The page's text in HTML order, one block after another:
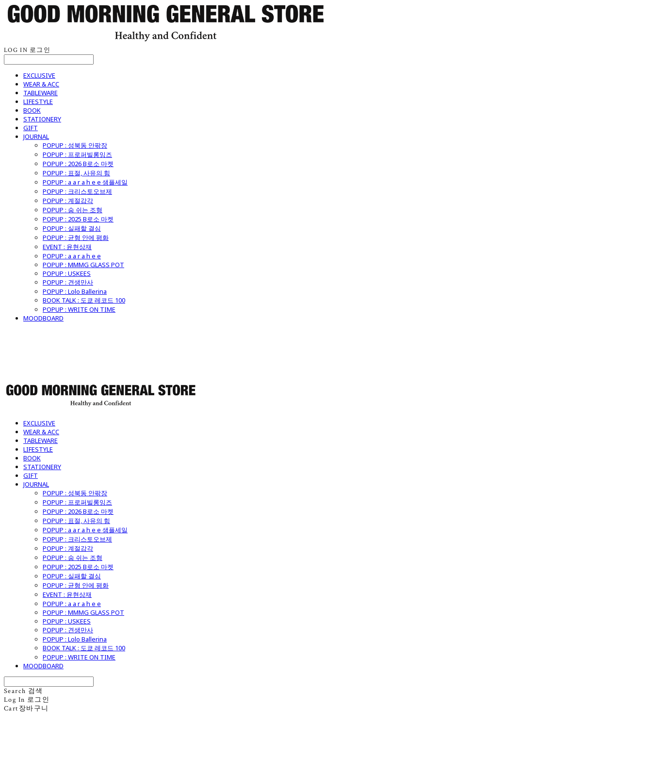
LOG IN 로그인
EXCLUSIVE
WEAR & ACC
TABLEWARE
LIFESTYLE
BOOK
STATIONERY
GIFT
JOURNAL
POPUP : 성북동 안팎장
POPUP : 프로퍼빌롱잉즈
POPUP : 2026 B로소 마켓
POPUP : 표절, 사유의 힘
POPUP : a a r a h e e 샘플세일
POPUP : 크리스토오브제
POPUP : 계절감각
POPUP : 숨 쉬는 조형
POPUP : 2025 B로소 마켓
POPUP : 실패할 결심
POPUP : 균형 안에 평화
EVENT : 윤현상재
POPUP : a a r a h e e
POPUP : MMMG GLASS POT
POPUP : USKEES
POPUP : 견생만사
POPUP : Lolo Ballerina
BOOK TALK : 도쿄 레코드 100
POPUP : WRITE ON TIME
MOODBOARD
EXCLUSIVE
WEAR & ACC
TABLEWARE
LIFESTYLE
BOOK
STATIONERY
GIFT
JOURNAL
POPUP : 성북동 안팎장
POPUP : 프로퍼빌롱잉즈
POPUP : 2026 B로소 마켓
POPUP : 표절, 사유의 힘
POPUP : a a r a h e e 샘플세일
POPUP : 크리스토오브제
POPUP : 계절감각
POPUP : 숨 쉬는 조형
POPUP : 2025 B로소 마켓
POPUP : 실패할 결심
POPUP : 균형 안에 평화
EVENT : 윤현상재
POPUP : a a r a h e e
POPUP : MMMG GLASS POT
POPUP : USKEES
POPUP : 견생만사
POPUP : Lolo Ballerina
BOOK TALK : 도쿄 레코드 100
POPUP : WRITE ON TIME
MOODBOARD
Search 검색
Log In 로그인
Cart 장바구니